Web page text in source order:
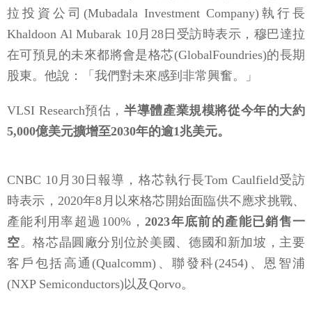
拉投資公司(Mubadala Investment Company)執行長
Khaldoon Al Mubarak 10月28日受訪時表示，穆巴達拉
在可預見的未來都將會是格芯(GlobalFoundries)的長期
股東。他說：「我們對未來感到非常興奮。」
VLSI Research預估，半導體產業規模將從今年的大約
5,000億美元擴增至2030年的逾1兆美元。
CNBC 10月30日報導，格芯執行長Tom Caulfield受訪
時表示，2020年8月以來格芯開始面臨供不應求挑戰、
產能利用率超過100%，2023年底前的產能已銷售一
空。格芯晶圓廠分別位於美國、德國和新加坡，主要
客戶包括高通(Qualcomm)、聯發科(2454)、恩智浦
(NXP Semiconductors)以及Qorvo。